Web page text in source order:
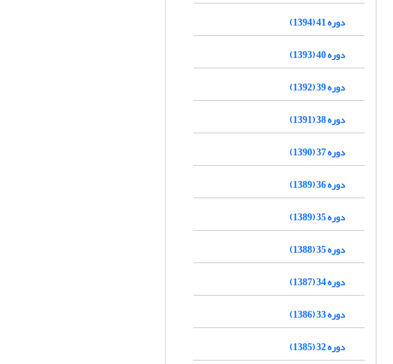
دوره 41 (1394)
دوره 40 (1393)
دوره 39 (1392)
دوره 38 (1391)
دوره 37 (1390)
دوره 36 (1389)
دوره 35 (1389)
دوره 35 (1388)
دوره 34 (1387)
دوره 33 (1386)
دوره 32 (1385)